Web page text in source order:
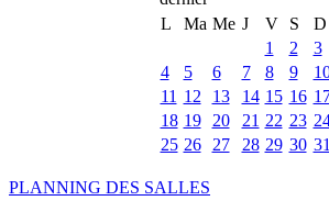
L
Ma Me J V S
D
1
2
3
4
5 6 7 8 9
11 12 13 14 15 16
18 19 20 21 22 23
25 26 27 28 29 30 31
PLANNING DES SALLES